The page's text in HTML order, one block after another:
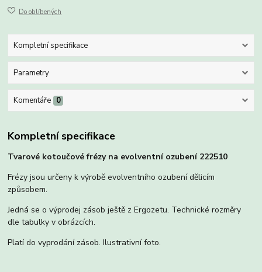
Do oblíbených
Kompletní specifikace
Parametry
Komentáře 0
Kompletní specifikace
Tvarové kotoučové frézy na evolventní ozubení 222510
Frézy jsou určeny k výrobě evolventního ozubení dělicím
způsobem.
Jedná se o výprodej zásob ještě z Ergozetu. Technické rozměry
dle tabulky v obrázcích.
Platí do vyprodání zásob. Ilustrativní foto.